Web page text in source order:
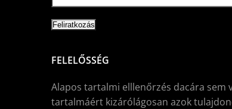
FELELŐSSÉG
Alapos tartalmi elllenőrzés dacára sem
tartalmáért kizárólágosan azok